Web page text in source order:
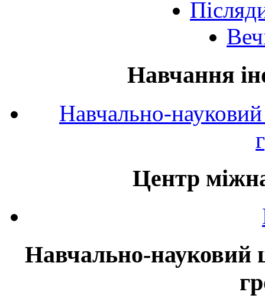
Навчання
Навчально-
Центр
Навчально-науковий